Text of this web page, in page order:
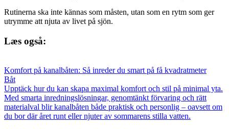
Rutinerna ska inte kännas som måsten, utan som en rytm som ger
utrymme att njuta av livet på sjön.
Læs også:
Komfort på kanalbåten: Så inreder du smart på få kvadratmeter
Båt
Upptäck hur du kan skapa maximal komfort och stil på minimal yta.
Med smarta inredningslösningar, genomtänkt förvaring och rätt
materialval blir kanalbåten både praktisk och personlig – oavsett om
du bor där året runt eller njuter av sommarens stilla vatten.